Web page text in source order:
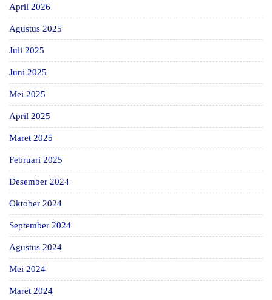
April 2026
Agustus 2025
Juli 2025
Juni 2025
Mei 2025
April 2025
Maret 2025
Februari 2025
Desember 2024
Oktober 2024
September 2024
Agustus 2024
Mei 2024
Maret 2024